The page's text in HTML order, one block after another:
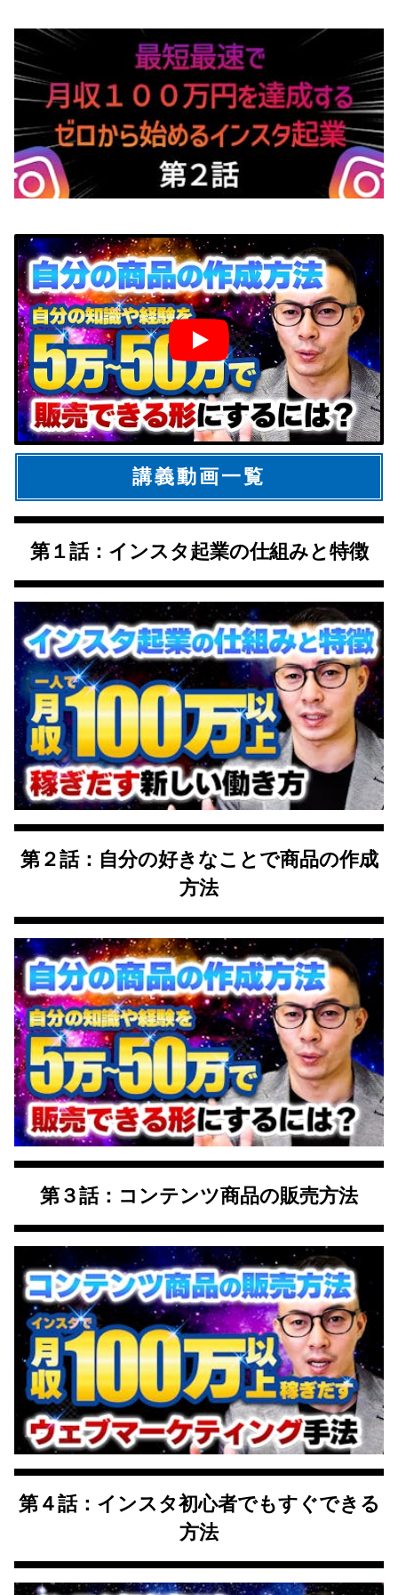
講義動画一覧
第１話：インスタ起業の仕組みと特徴
第２話：自分の好きなことで商品の作成
方法
第３話：コンテンツ商品の販売方法
第４話：インスタ初心者でもすぐできる
方法